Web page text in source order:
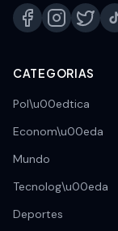
CATEGORIAS
Pol\u00edtica
Econom\u00eda
Mundo
Tecnolog\u00eda
Deportes